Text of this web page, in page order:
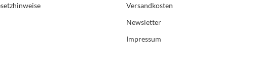
Versandkosten
Newsletter
Impressum